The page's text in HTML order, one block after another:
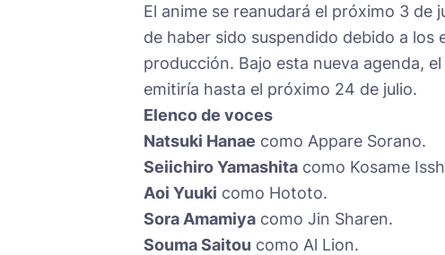
El anime se reanudará el próximo 3
de haber sido suspendido debido a los
producción. Bajo esta nueva agenda,
emitiría hasta el próximo 24 de julio.
Elenco de voces
Natsuki Hanae como Appare Sorano.
Seiichiro Yamashita como Kosame
Aoi Yuuki como Hototo.
Sora Amamiya como Jin Sharen.
Souma Saitou como Al Lion.